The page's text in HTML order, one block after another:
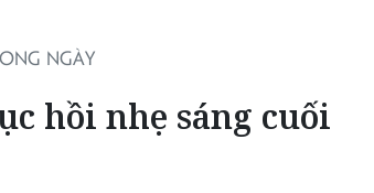
NGÀY
hồi nhẹ sáng cuối